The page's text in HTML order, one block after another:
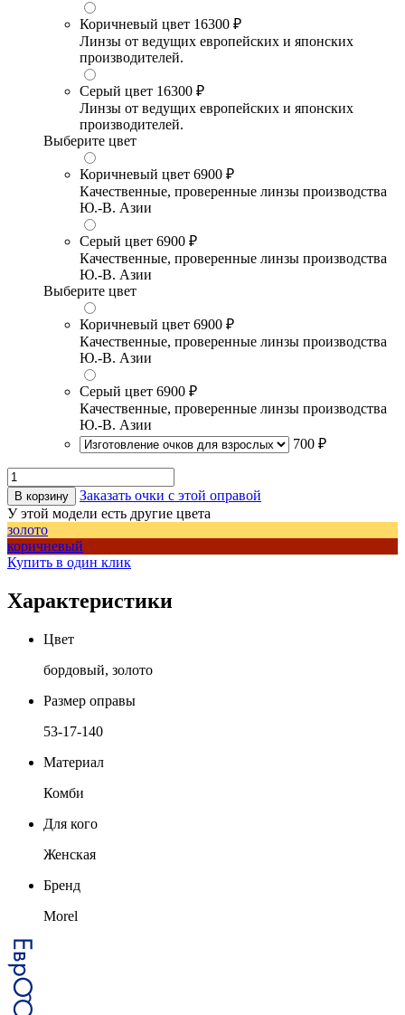
Коричневый цвет 16300 ₽
Линзы от ведущих европейских и японских
производителей.
Серый цвет 16300 ₽
Линзы от ведущих европейских и японских
производителей.
Выберите цвет
Коричневый цвет 6900 ₽
Качественные, проверенные линзы производства
Ю.-В. Азии
Серый цвет 6900 ₽
Качественные, проверенные линзы производства
Ю.-В. Азии
Выберите цвет
Коричневый цвет 6900 ₽
Качественные, проверенные линзы производства
Ю.-В. Азии
Серый цвет 6900 ₽
Качественные, проверенные линзы производства
Ю.-В. Азии
700 ₽
В корзину
Заказать очки с этой оправой
У этой модели есть другие цвета
золото
коричневый
Купить в один клик
Характеристики
Цвет
бордовый, золото
Размер оправы
53-17-140
Материал
Комби
Для кого
Женская
Бренд
Morel